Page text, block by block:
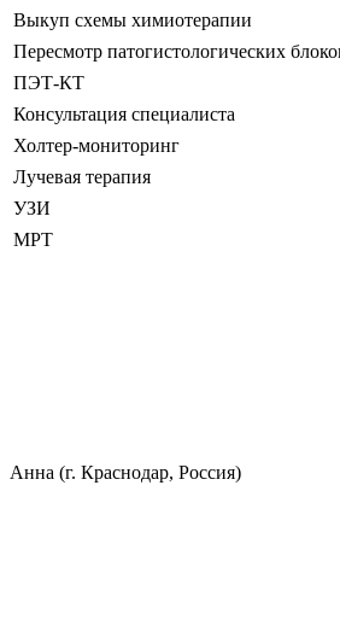
Выкуп схемы химиотерапии
Пересмотр патогистологических
ПЭТ-КТ
Консультация специалиста
Холтер-мониторинг
Лучевая терапия
УЗИ
МРТ
Анна (г. Краснодар, Россия)